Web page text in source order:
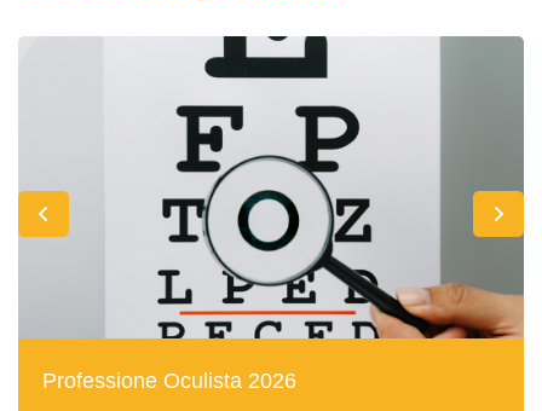
Professione Oculista 2026